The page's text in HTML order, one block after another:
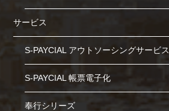
サービス
S-PAYCIAL アウトソーシングサービス
S-PAYCIAL 帳票電子化
奉行シリーズ